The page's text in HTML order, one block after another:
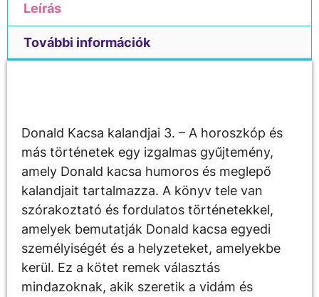
Leírás
További információk
Donald Kacsa kalandjai 3. – A horoszkóp és
más történetek egy izgalmas gyűjtemény,
amely Donald kacsa humoros és meglepő
kalandjait tartalmazza. A könyv tele van
szórakoztató és fordulatos történetekkel,
amelyek bemutatják Donald kacsa egyedi
személyiségét és a helyzeteket, amelyekbe
kerül. Ez a kötet remek választás
mindazoknak, akik szeretik a vidám és